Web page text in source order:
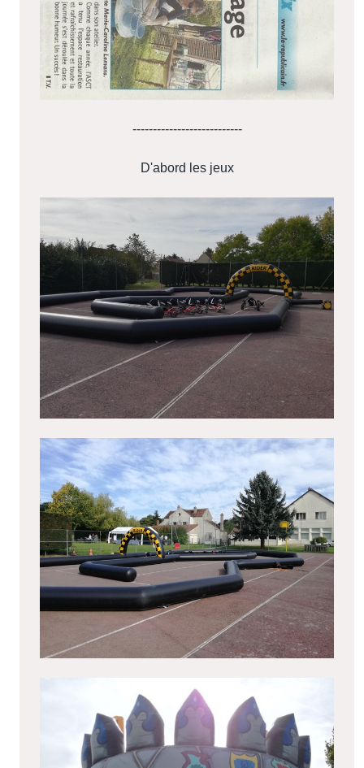
---------------------------
D'abord les jeux